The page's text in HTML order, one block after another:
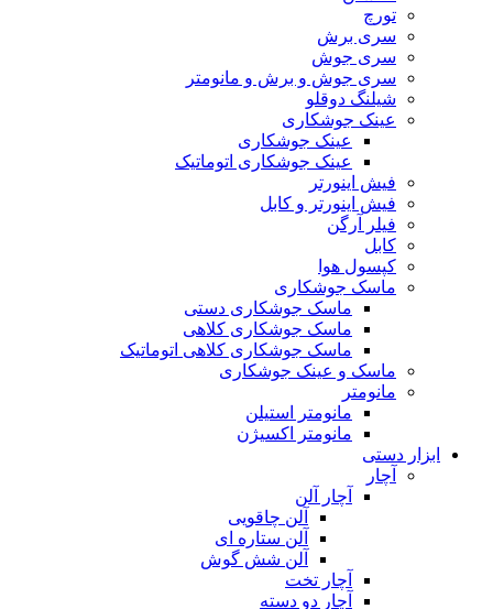
تورچ
سری برش
سری جوش
سری جوش و برش و مانومتر
شیلنگ دوقلو
عینک جوشکاری
عینک جوشکاری
عینک جوشکاری اتوماتیک
فیش اینورتر
فیش اینورتر و کابل
فیلر آرگن
کابل
کپسول هوا
ماسک جوشکاری
ماسک جوشکاری دستی
ماسک جوشکاری کلاهی
ماسک جوشکاری کلاهی اتوماتیک
ماسک و عینک جوشکاری
مانومتر
مانومتر استیلن
مانومتر اکسیژن
ابزار دستی
آچار
آچار آلن
آلن چاقویی
آلن ستاره ای
آلن شش گوش
آچار تخت
آچار دو دسته